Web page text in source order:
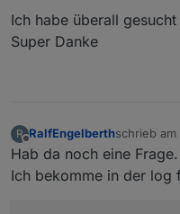
Ich habe überall
Super Danke
R
Offline
RalfEngelberthschrieb am
zuletzt
Hab da noch eine Frage.
Ich bekomme in der log